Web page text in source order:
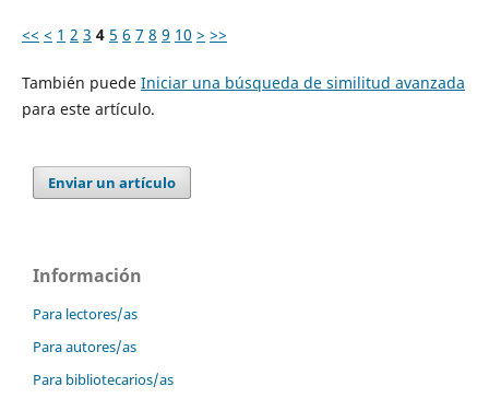
<< < 1 2 3 4 5 6 7 8 9 10 > >>
También puede Iniciar una búsqueda de similitud avanzada
para este artículo.
Enviar un artículo
Información
Para lectores/as
Para autores/as
Para bibliotecarios/as